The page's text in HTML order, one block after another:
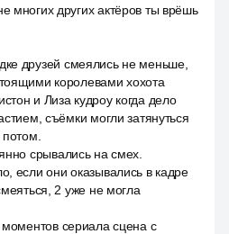
многих других актёров ты врёшь
друзей смеялись не меньше,
королевами хохота
и Лиза кудроу когда дело
съёмки могли затянуться
срывались на смех.
если они оказывались в кадре
2 уже не могла
сериала сцена с